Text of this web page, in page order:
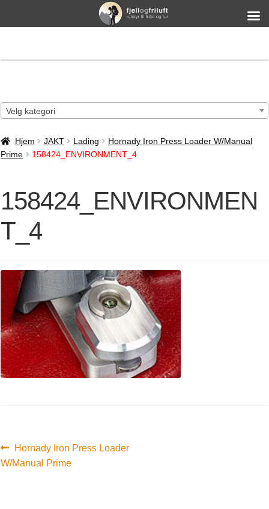
Velg kategori
Hjem JAKT Lading
Hornady Iron Press Loader W/Manual
Prime
158424_ENVIRONMENT_4
158424_ENVIRONMEN
T_4
Innleggsnavigasjon
Forrige
innlegg:
Hornady Iron Press Loader
W/Manual Prime